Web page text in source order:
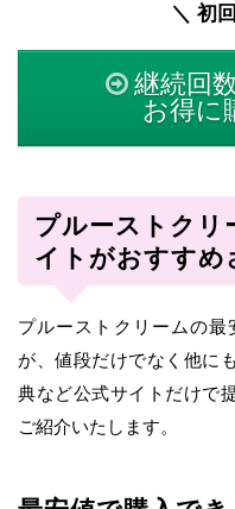
＼ 初
継続回
お得に
プルーストクリ
イトがおすすめ
プルーストクリームの
が、値段だけでなく他に
典など公式サイトだけで
ご紹介いたします。